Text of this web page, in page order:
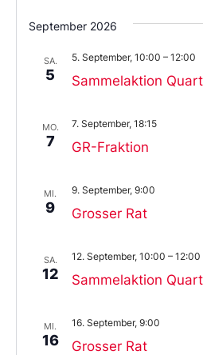
September 2026
SA.
5 Sammelaktion
5. September, 10:00 – 12:00
MO.
7 GR-Fraktion
7. September, 18:15
MI.
9 Grosser Rat
9. September, 9:00
SA.
12 Sammelaktion
12. September, 10:00 – 12:00
MI.
16 Grosser Rat
16. September, 9:00